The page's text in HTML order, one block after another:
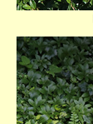
Bild